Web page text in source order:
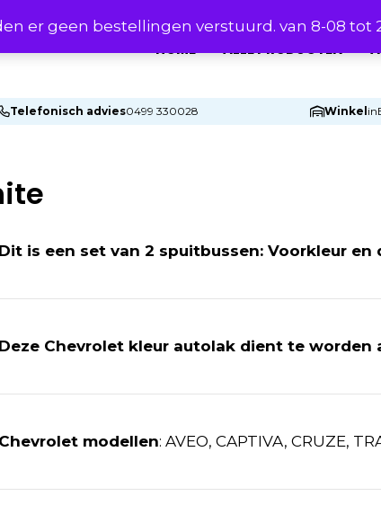
er geen bestellingen verstuurd. van 8-08 tot
HOME ALLE PRODUCTEN
Telefonisch advies0499 330028 Winkel in
Dit is een set van 2 spuitbussen: Voorkleur en
Deze Chevrolet kleur autolak dient te
Chevrolet modellen: AVEO, CAPTIVA, CRUZE,